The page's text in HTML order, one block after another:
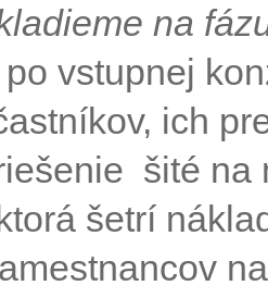
na
vstupnej
ich
šité na
šetrí